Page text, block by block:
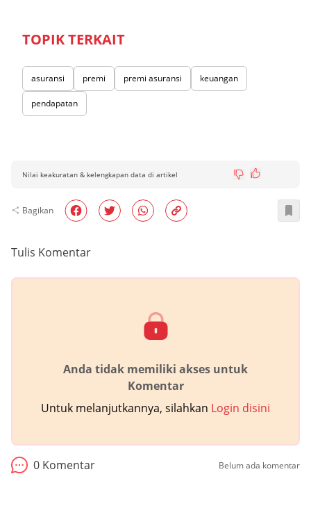
TOPIK TERKAIT
asuransi premi premi asuransi keuangan
pendapatan
Nilai keakuratan & kelengkapan data di artikel
Bagikan
Tulis Komentar
Anda tidak memiliki akses untuk
Komentar
Untuk melanjutkannya, silahkan Login disini
0 Komentar Belum ada komentar